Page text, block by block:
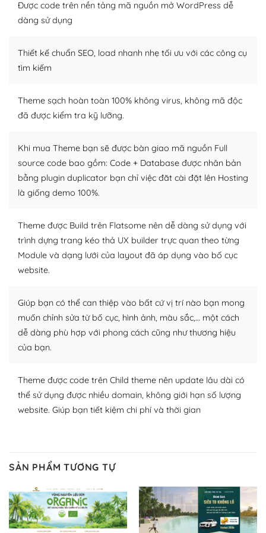
tìm kiếm chúng trên Internet hoặc nhờ chuyên gia.
Dễ dàng tùy chỉnh trên WordPress
– Sở hữu một cộng đồng lớn, sẵn sàng hỗ trợ
người cuồng tín WordPress.
kiếm những cộng đồng WordPress, họ sẽ giúp bạn trả
lời, giải đáp vấn đề của bạn.
Cộng đồng sử dụng WordPress sẵn sàng hỗ trợ bạn
Plugin mở rộng là thành phần cài đặt thêm vào
WordPress để tăng thêm các tính năng cần thiết. Có
nhiều plugin trả phí hoặc miễn phí.
plugin của WordPress rất phong phú. Bạn có thể thỏa
thích chọn lựa plugin và themes phù hợp cho mục đích
lập website của mình.
WordPress đa dạng plugin và themes
– Dễ sử dụng
Với mọi Hosting bất kỳ thì WordPress đều có thể dễ
dàng thiết lập vì thực tế nó đã cung cấp khoảng 60%
trang web WordPress của bạn.
Dễ dàng lựa chọn Hosting cho website WordPress
– Bảo mật cực tốt
Được code trên nền tảng mã nguồn mở WordPress dễ
dàng sử dụng
Thiết kế chuẩn SEO, load nhanh nhẹ tối ưu với các công cụ
tìm kiếm
Theme sạch hoàn toàn 100% không virus, không mã độc
đã được kiểm tra kỹ lưỡng.
Khi mua Theme bạn sẽ được bàn giao mã nguồn Full
source code bao gồm: Code + Database được nhân bản
bằng plugin duplicator bạn chỉ việc đăt cài đặt lên Hosting
là giống demo 100%.
Theme được Build trên Flatsome nên dễ dàng sử dụng với
trình dựng trang kéo thả UX builder trực quan theo từng
Module và dạng lưới của layout đã áp dụng vào bố cục
website.
Giúp bạn có thể can thiệp vào bất cứ vị trí nào bạn mong
muốn chỉnh sửa từ bố cục, hình ảnh, màu sắc,… một cách
dễ dàng phù hợp với phong cách cũng như thương hiệu
của bạn.
Theme được code trên Child theme nên update lâu dài có
thể sử dụng được nhiều domain, không giới hạn số lượng
website. Giúp bạn tiết kiệm chi phí và thời gian
SẢN PHẨM TƯƠNG TỰ